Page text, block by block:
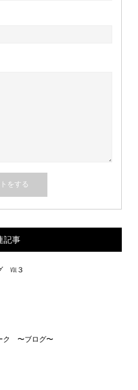
記事
vol３
ク 〜ブログ〜